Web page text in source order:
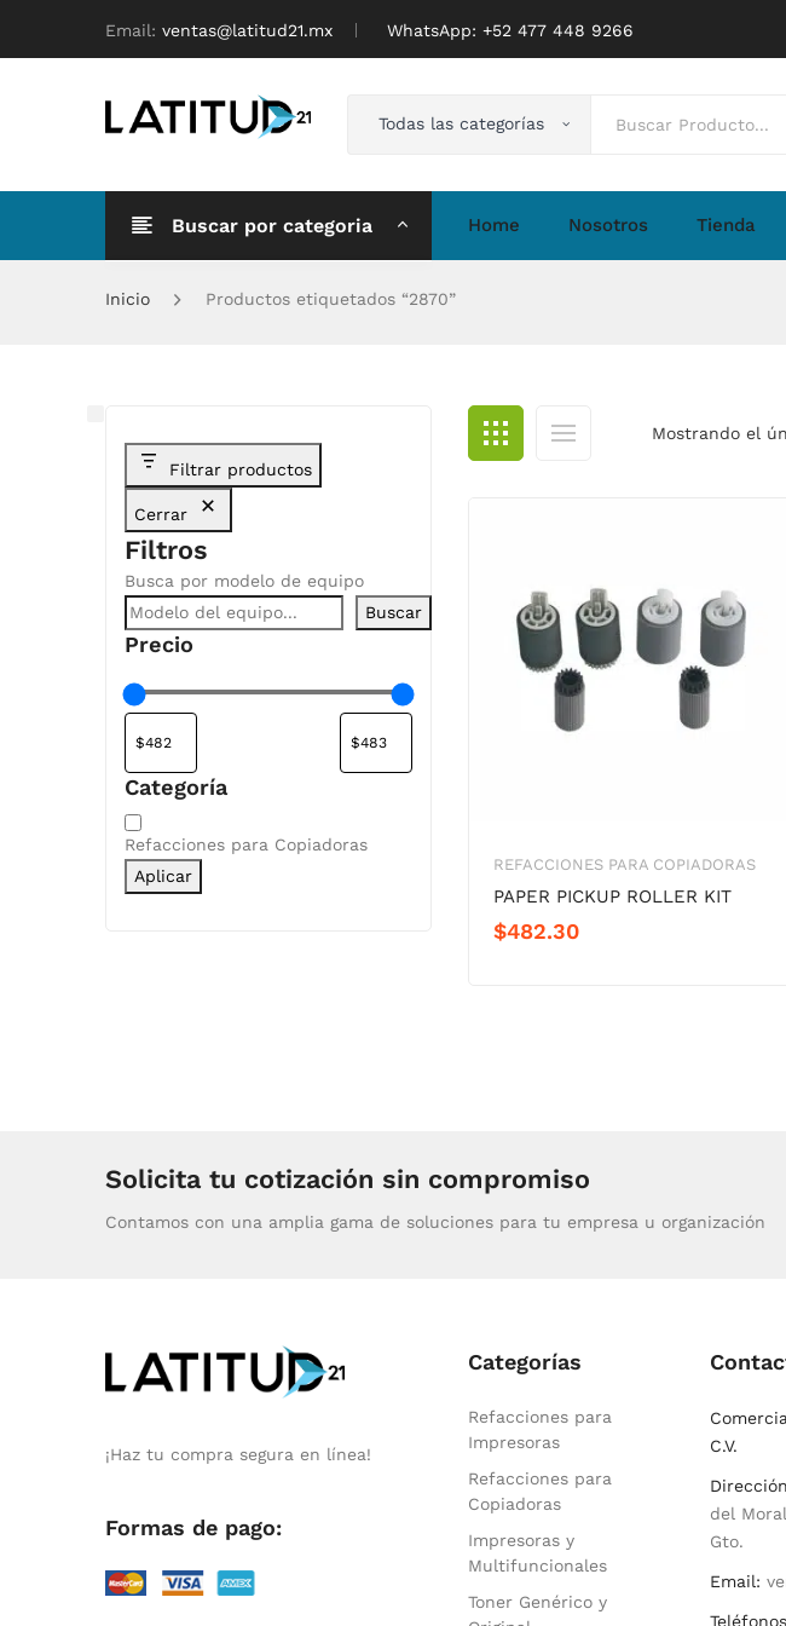
Email: ventas@latitud21.mx WhatsApp: ‪+52 477 448 9266
Todas las categorías
Buscar por categoria Home Nosotros Tienda
Inicio Productos etiquetados “2870”
Mostrando el
REFACCIONES PARA COPIADORAS
PAPER PICKUP ROLLER KIT
$482.30
Filtrar productos
Cerrar
Filtros
Busca por modelo de equipo
Buscar
Precio
Categoría
Categoría
Refacciones para Copiadoras
Aplicar
Solicita tu cotización sin compromiso
Contamos con una amplia gama de soluciones para tu empresa u organización
¡Haz tu compra segura en línea!
Formas de pago:
Categorías
Refacciones para
Impresoras
Refacciones para
Copiadoras
Impresoras y
Multifuncionales
Toner Genérico y
C.V.
del
Gto.
Email: